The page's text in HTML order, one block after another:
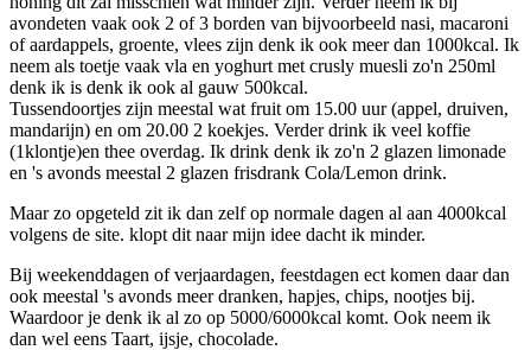
avondeten vaak ook 2 of 3 borden van bijvoorbeeld nasi, macaroni
of aardappels, groente, vlees zijn denk ik ook meer dan 1000kcal. Ik
neem als toetje vaak vla en yoghurt met crusly muesli zo'n 250ml
denk ik is denk ik ook al gauw 500kcal.
Tussendoortjes zijn meestal wat fruit om 15.00 uur (appel, druiven,
mandarijn) en om 20.00 2 koekjes. Verder drink ik veel koffie
(1klontje)en thee overdag. Ik drink denk ik zo'n 2 glazen limonade
en 's avonds meestal 2 glazen frisdrank Cola/Lemon drink.
Maar zo opgeteld zit ik dan zelf op normale dagen al aan 4000kcal
volgens de site. klopt dit naar mijn idee dacht ik minder.
Bij weekenddagen of verjaardagen, feestdagen ect komen daar dan
ook meestal 's avonds meer dranken, hapjes, chips, nootjes bij.
Waardoor je denk ik al zo op 5000/6000kcal komt. Ook neem ik
dan wel eens Taart, ijsje, chocolade.